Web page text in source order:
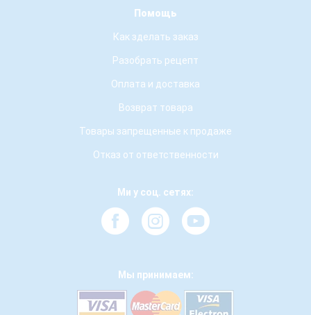
Помощь
Как зделать заказ
Разобрать рецепт
Оплата и доставка
Возврат товара
Товары запрещенные к продаже
Отказ от ответственности
Ми у соц. сетях:
Мы принимаем: